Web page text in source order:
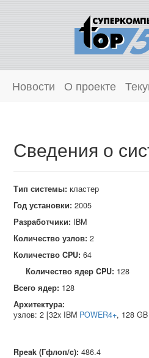
Новости О проекте
Сведения о
Тип системы: кластер
Год установки: 2005
Разработчики: IBM
Количество узлов: 2
Количество CPU: 64
Количество ядер CPU: 128
Всего ядер: 128
Архитектура:
узлов: 2 [32x IBM POWER4+, 128
Rpeak (Гфлоп/c): 486.4